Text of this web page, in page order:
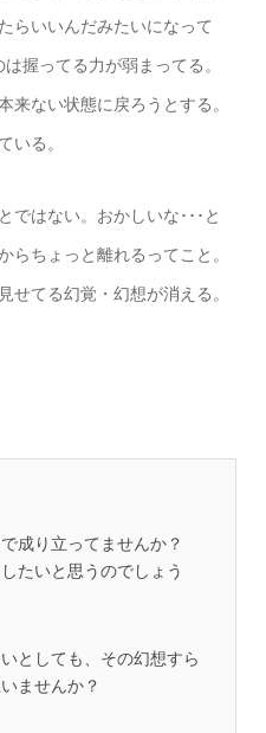
らいいんだみたいになって
握ってる力が弱まってる。
来ない状態に戻ろうとする。
いる。
ではない。おかしいな･･･と
らちょっと離れるってこと。
せてる幻覚・幻想が消える。
成り立ってませんか？
たいと思うのでしょう
としても、その幻想すら
ませんか？